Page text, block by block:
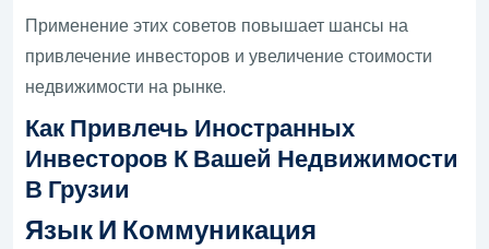
Применение этих советов повышает шансы на
привлечение инвесторов и увеличение стоимости
недвижимости на рынке.
Как Привлечь Иностранных
Инвесторов К Вашей Недвижимости
В Грузии
Язык И Коммуникация